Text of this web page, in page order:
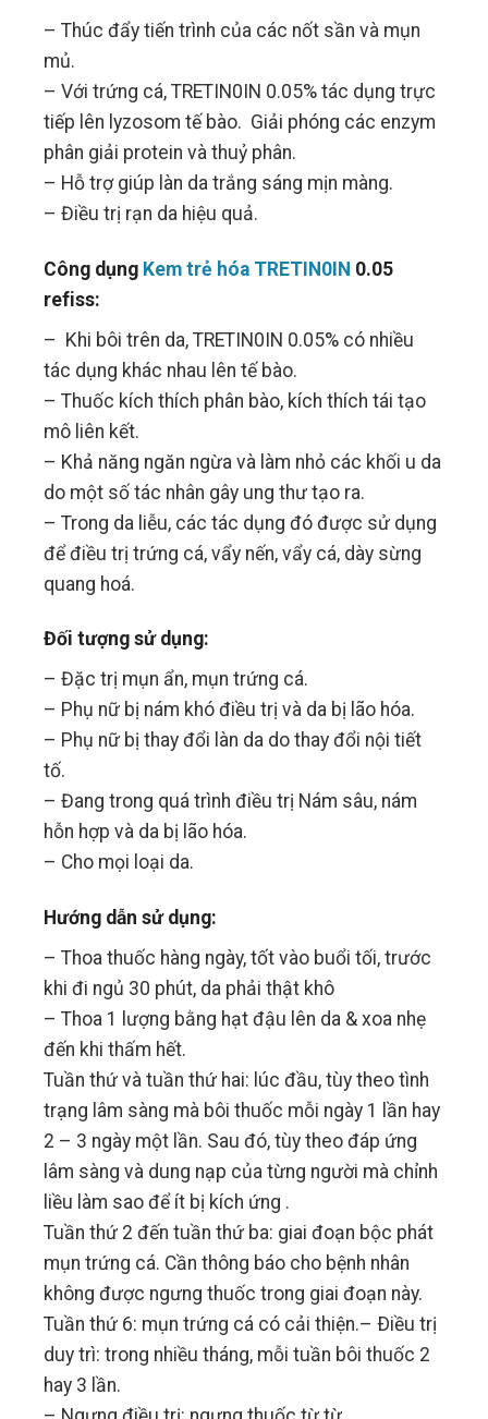
– Thúc đẩy tiến trình của các nốt sần và mụn
mủ.
– Với trứng cá, TRETIN0IN 0.05% tác dụng trực
tiếp lên lyzosom tế bào. Giải phóng các enzym
phân giải protein và thuỷ phân.
– Hỗ trợ giúp làn da trắng sáng mịn màng.
– Điều trị rạn da hiệu quả.
Công dụng Kem trẻ hóa TRETIN0IN 0.05
refiss:
– Khi bôi trên da, TRETIN0IN 0.05% có nhiều
tác dụng khác nhau lên tế bào.
– Thuốc kích thích phân bào, kích thích tái tạo
mô liên kết.
– Khả năng ngăn ngừa và làm nhỏ các khối u da
do một số tác nhân gây ung thư tạo ra.
– Trong da liễu, các tác dụng đó được sử dụng
để điều trị trứng cá, vẩy nến, vẩy cá, dày sừng
quang hoá.
Đối tượng sử dụng:
– Đặc trị mụn ẩn, mụn trứng cá.
– Phụ nữ bị nám khó điều trị và da bị lão hóa.
– Phụ nữ bị thay đổi làn da do thay đổi nội tiết
tố.
– Đang trong quá trình điều trị Nám sâu, nám
hỗn hợp và da bị lão hóa.
– Cho mọi loại da.
Hướng dẫn sử dụng:
– Thoa thuốc hàng ngày, tốt vào buổi tối, trước
khi đi ngủ 30 phút, da phải thật khô
– Thoa 1 lượng bằng hạt đậu lên da & xoa nhẹ
đến khi thấm hết.
Tuần thứ và tuần thứ hai: lúc đầu, tùy theo tình
trạng lâm sàng mà bôi thuốc mỗi ngày 1 lần hay
2 – 3 ngày một lần. Sau đó, tùy theo đáp ứng
lâm sàng và dung nạp của từng người mà chỉnh
liều làm sao để ít bị kích ứng .
Tuần thứ 2 đến tuần thứ ba: giai đoạn bộc phát
mụn trứng cá. Cần thông báo cho bệnh nhân
không được ngưng thuốc trong giai đoạn này.
Tuần thứ 6: mụn trứng cá có cải thiện.– Ðiều trị
duy trì: trong nhiều tháng, mỗi tuần bôi thuốc 2
hay 3 lần.